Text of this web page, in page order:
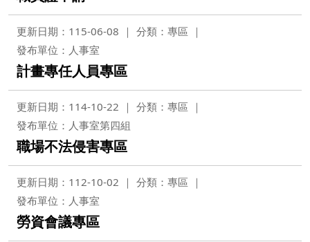
更新日期：115-06-08
分類：專區
發布單位：人事室
計畫專任人員專區
更新日期：114-10-22
分類：專區
發布單位：人事室第四組
職場不法侵害專區
更新日期：112-10-02
分類：專區
發布單位：人事室
勞資會議專區